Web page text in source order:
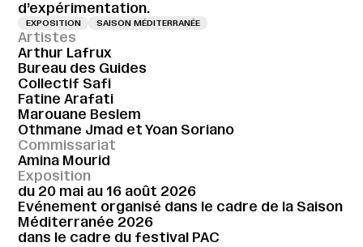
d’expérimentation.
EXPOSITION SAISON MÉDITERRANÉE
Artistes
Arthur Lafrux
Bureau des Guides
Collectif Safi
Fatine Arafati
Marouane Beslem
Othmane Jmad et Yoan Soriano
Commissariat
Amina Mourid
Exposition
du 20 mai au 16 août 2026
Evénement organisé dans le cadre de la Saison
Méditerranée 2026
dans le cadre du festival PAC